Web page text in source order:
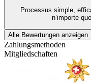
Processus simple,
n’importe
Alle Bewertungen anzeigen
Zahlungsmethoden
Mitgliedschaften